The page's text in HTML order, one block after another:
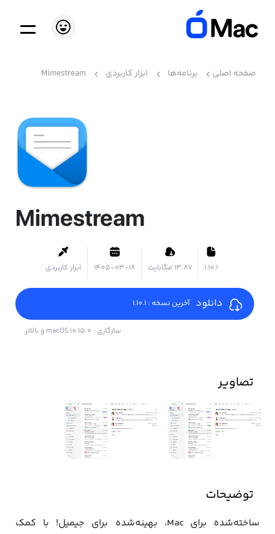
صفحه اصلی برنامه‌ها ابزار کاربردی Mimestream
Mimestream
1.10.1 ۱۳.۸۷ مگابایت 1405-03-18 ابزار کاربردی
دانلود آخرین نسخه : 1.10.1
سازگاری : macOS 10.15.0 و بالاتر
تصاویر
توضیحات
ساخته‌شده برای Mac، بهینه‌شده برای جیمیل! با کمک